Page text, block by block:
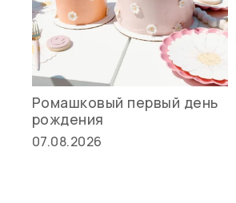
Ромашковый первый день
рождения
07.08.2026